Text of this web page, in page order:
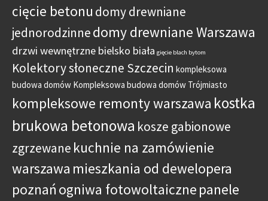
cięcie betonu domy drewniane
jednorodzinnedomy drewniane Warszawa
drzwi wewnętrzne bielsko biała gięcie blach bytom
Kolektory słoneczne Szczecin kompleksowa
budowa domów Kompleksowa budowa domów Trójmiasto
kompleksowe remonty warszawa kostka
brukowa betonowa kosze gabionowe
zgrzewane kuchnie na zamówienie
warszawa mieszkania od dewelopera
poznań ogniwa fotowoltaiczne panele